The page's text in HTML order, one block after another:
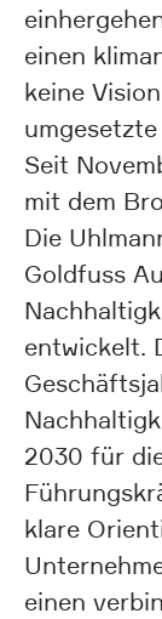
einen
keine
Seit
mit dem
Die
Goldfuss
entwickelt.
2030 für
klare
einen